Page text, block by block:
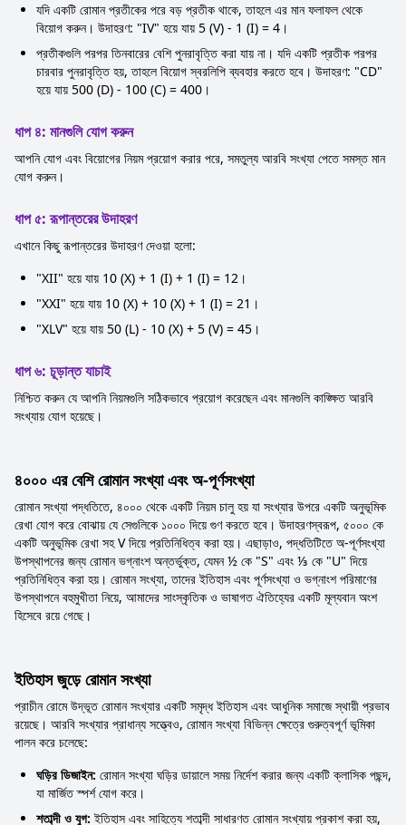
যদি একটি রোমান প্রতীকের পরে বড় প্রতীক থাকে, তাহলে এর মান ফলাফল থেকে
বিয়োগ করুন। উদাহরণ: "IV" হয়ে যায় 5 (V) - 1 (I) = 4।
প্রতীকগুলি পরপর তিনবারের বেশি পুনরাবৃত্তি করা যায় না। যদি একটি প্রতীক পরপর
চারবার পুনরাবৃত্তি হয়, তাহলে বিয়োগ স্বরলিপি ব্যবহার করতে হবে। উদাহরণ: "CD"
হয়ে যায় 500 (D) - 100 (C) = 400।
ধাপ ৪: মানগুলি যোগ করুন
আপনি যোগ এবং বিয়োগের নিয়ম প্রয়োগ করার পরে, সমতুল্য আরবি সংখ্যা পেতে সমস্ত মান
যোগ করুন।
ধাপ ৫: রূপান্তরের উদাহরণ
এখানে কিছু রূপান্তরের উদাহরণ দেওয়া হলো:
"XII" হয়ে যায় 10 (X) + 1 (I) + 1 (I) = 12।
"XXI" হয়ে যায় 10 (X) + 10 (X) + 1 (I) = 21।
"XLV" হয়ে যায় 50 (L) - 10 (X) + 5 (V) = 45।
ধাপ ৬: চূড়ান্ত যাচাই
নিশ্চিত করুন যে আপনি নিয়মগুলি সঠিকভাবে প্রয়োগ করেছেন এবং মানগুলি কাঙ্ক্ষিত আরবি
সংখ্যায় যোগ হয়েছে।
৪০০০ এর বেশি রোমান সংখ্যা এবং অ-পূর্ণসংখ্যা
রোমান সংখ্যা পদ্ধতিতে, ৪০০০ থেকে একটি নিয়ম চালু হয় যা সংখ্যার উপরে একটি অনুভূমিক
রেখা যোগ করে বোঝায় যে সেগুলিকে ১০০০ দিয়ে গুণ করতে হবে। উদাহরণস্বরূপ, ৫০০০ কে
একটি অনুভূমিক রেখা সহ V দিয়ে প্রতিনিধিত্ব করা হয়। এছাড়াও, পদ্ধতিটিতে অ-পূর্ণসংখ্যা
উপস্থাপনের জন্য রোমান ভগ্নাংশ অন্তর্ভুক্ত, যেমন ½ কে "S" এবং ⅓ কে "U" দিয়ে
প্রতিনিধিত্ব করা হয়। রোমান সংখ্যা, তাদের ইতিহাস এবং পূর্ণসংখ্যা ও ভগ্নাংশ পরিমাণের
উপস্থাপনে বহুমুখীতা নিয়ে, আমাদের সাংস্কৃতিক ও ভাষাগত ঐতিহ্যের একটি মূল্যবান অংশ
হিসেবে রয়ে গেছে।
ইতিহাস জুড়ে রোমান সংখ্যা
প্রাচীন রোমে উদ্ভূত রোমান সংখ্যার একটি সমৃদ্ধ ইতিহাস এবং আধুনিক সমাজে স্থায়ী প্রভাব
রয়েছে। আরবি সংখ্যার প্রাধান্য সত্ত্বেও, রোমান সংখ্যা বিভিন্ন ক্ষেত্রে গুরুত্বপূর্ণ ভূমিকা
পালন করে চলেছে:
ঘড়ির ডিজাইন: রোমান সংখ্যা ঘড়ির ডায়ালে সময় নির্দেশ করার জন্য একটি ক্লাসিক পছন্দ,
যা মার্জিত স্পর্শ যোগ করে।
শতাব্দী ও যুগ: ইতিহাস এবং সাহিত্যে শতাব্দী সাধারণত রোমান সংখ্যায় প্রকাশ করা হয়,